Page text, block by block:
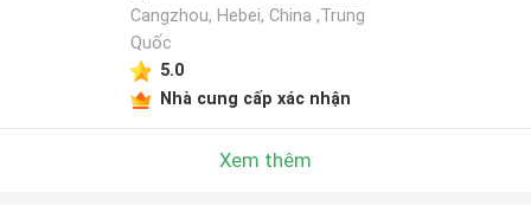
Cangzhou, Hebei, China ,Trung
Quốc
5.0
Nhà cung cấp xác nhận
Xem thêm